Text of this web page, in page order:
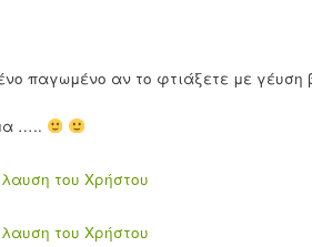
παγωμένο αν το φτιάξετε με γέυση
…..